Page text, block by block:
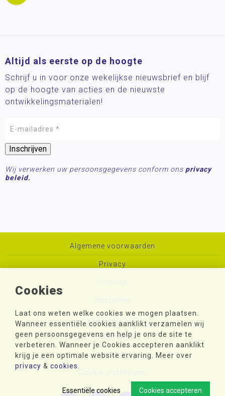
Cookies
Laat ons weten welke cookies we mogen plaatsen.
Wanneer essentiële cookies aanklikt verzamelen wij
geen persoonsgegevens en help je ons de site te
verbeteren. Wanneer je Cookies accepteren aanklikt
krijg je een optimale website ervaring. Meer over
privacy & cookies
Cookies accepteren
Essentiële cookies
Altijd als eerste op de hoogte
Schrijf u in voor onze wekelijkse nieuwsbrief en blijf
op de hoogte van acties en de nieuwste
ontwikkelingsmaterialen!
Wij verwerken uw persoonsgegevens conform ons privacy
beleid.
Algemene voorwaarden
Privacy
Toegankelijkheid
Sitemap
Colofon